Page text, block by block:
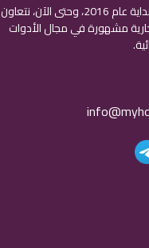
تأسست myhome في البداية عام 2016، وحتى الآن، نتعاون
علامة تجارية مشهورة في مجال الأدوات